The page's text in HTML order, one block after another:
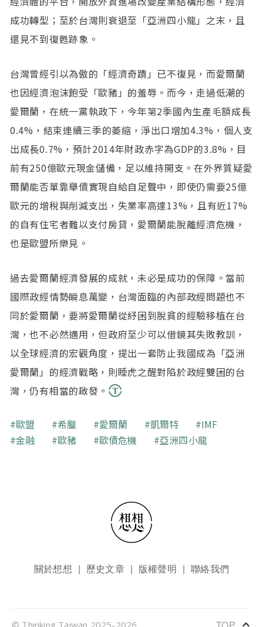
成功轉型；至於台灣則衰退至「亞洲四小龍」之末，且
還見不到復甦跡象。
台灣曾經引以為傲的「經濟奇蹟」已不復見，而愛爾蘭
也因經濟泡沫飽受「歐豬」的羞辱。而今，走過低潮的
愛爾蘭，在統一黨執政下，今年第2季國內生產毛額成長
0.4%，結束連續三季的萎縮，淨出口增加4.3%，個人支
出成長0.7%，預計2014年財政赤字為GDP的3.8%，目
前有250億歐元現金儲備，足以維持開支。在外界質疑愛
爾蘭能否單靠舉債實現自給自足聲中，即使仍需要25億
歐元的增稅與削減支出，失業率高達13%，且有近17%
的自有住宅者難以支付房貸，愛爾蘭能脫離經濟危機，
也是歐盟所樂見。
過去愛爾蘭經濟發展的成就，未必是成功的保障。當前
國際政經情勢瞬息萬變，台灣面臨的內部政經問題也不
同於愛爾蘭，要將愛爾蘭從紓困到脫貧的經驗移植在台
灣，也不必然適用，但政府至少可以借鏡其失敗教訓，
以全球經濟的宏觀角度，提出一套防止我國成為「亞洲
愛爾蘭」的經濟戰略，則睡虎之醒對陷於政經雙困的台
灣，仍有相當的啟發。
關鍵字
歐盟 希臘 愛爾蘭 凱爾特
IMF
金融
歐豬 歐債危機 亞洲四小龍
頁尾選單關於想想 歷史文章 版權聲明 聯絡我們